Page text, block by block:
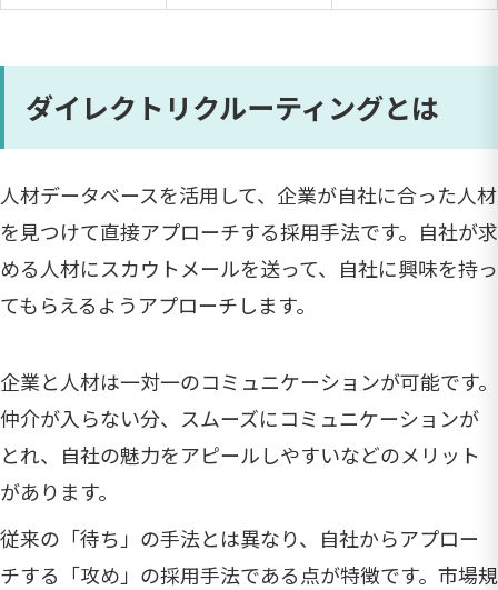
ダイレクトリクルーティングとは
人材データベースを活用して、企業が自社に合った人材
を見つけて直接アプローチする採用手法です。自社が求
める人材にスカウトメールを送って、自社に興味を持っ
てもらえるようアプローチします。
企業と人材は一対一のコミュニケーションが可能です。
仲介が入らない分、スムーズにコミュニケーションが
とれ、自社の魅力をアピールしやすいなどのメリット
があります。
従来の「待ち」の手法とは異なり、自社からアプロー
チする「攻め」の採用手法である点が特徴です。市場規